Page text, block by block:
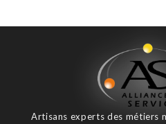
Artisans experts des métiers